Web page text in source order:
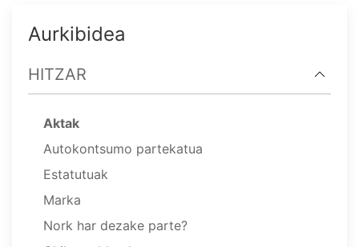
Aurkibidea
HITZAR
Aktak
Autokontsumo partekatua
Estatutuak
Marka
Nork har dezake parte?